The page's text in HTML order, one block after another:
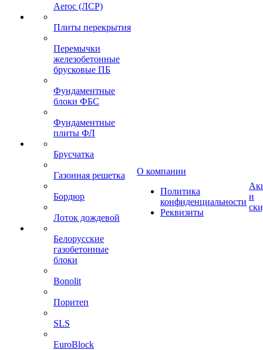
Aeroc (ЛСР)
Плиты перекрытия
Перемычки
железобетонные
брусковые ПБ
Фундаментные
блоки ФБС
Фундаментные
плиты ФЛ
Брусчатка
Газонная решетка
Бордюр
Лоток дождевой
Белорусские
газобетонные
блоки
Bonolit
Поритеп
SLS
EuroBlock
О компании
Политика
конфиденциальности
Реквизиты
и